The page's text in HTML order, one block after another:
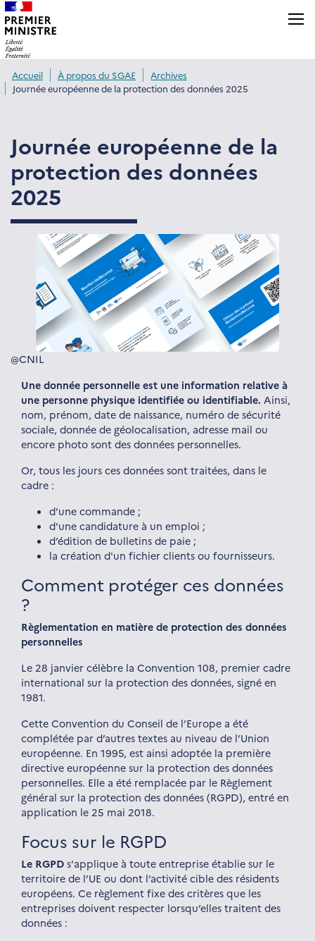
Panneau de gestion des cookies
Accueil À propos du SGAE
Archives
Journée européenne de la protection des données 2025
Journée européenne de la
protection des données
2025
@CNIL
Une donnée personnelle est une information relative à
une personne physique identifiée ou identifiable. Ainsi,
nom, prénom, date de naissance, numéro de sécurité
sociale, donnée de géolocalisation, adresse mail ou
encore photo sont des données personnelles.
Or, tous les jours ces données sont traitées, dans le
cadre :
d’une commande ;
d'une candidature à un emploi ;
d’édition de bulletins de paie ;
la création d'un fichier clients ou fournisseurs.
Comment protéger ces données
?
Règlementation en matière de protection des données
personnelles
Le 28 janvier célèbre la Convention 108, premier cadre
international sur la protection des données, signé en
1981.
Cette Convention du Conseil de l’Europe a été
complétée par d’autres textes au niveau de l’Union
européenne. En 1995, est ainsi adoptée la première
directive européenne sur la protection des données
personnelles. Elle a été remplacée par le Règlement
général sur la protection des données (RGPD), entré en
application le 25 mai 2018.
Focus sur le RGPD
Le RGPD s'applique à toute entreprise établie sur le
territoire de l’UE ou dont l’activité cible des résidents
européens. Ce règlement fixe des critères que les
entreprises doivent respecter lorsqu’elles traitent des
données :